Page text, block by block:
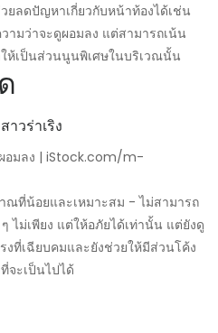
ลดปัญหาเกี่ยวกับหน้าท้องได้เช่น
ามว่าจะดูผอมลง แต่สามารถเน้น
ให้เป็นส่วนนูนพิเศษในบริเวณนั้น
อมลง | iStock.com/m-
ณที่น้อยและเหมาะสม - ไม่สามารถ
ไม่เพียง แต่ให้อภัยได้เท่านั้น แต่ยังดู
งที่เฉียบคมและยังช่วยให้มีส่วนโค้ง
จะเป็นไปได้